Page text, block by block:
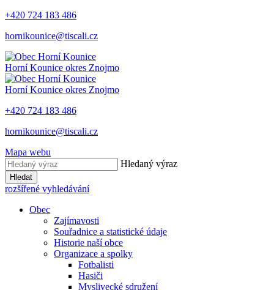
+420 724 183 486
hornikounice@tiscali.cz
Horní Kounice okres Znojmo
Horní Kounice okres Znojmo
+420 724 183 486
hornikounice@tiscali.cz
Mapa webu
Hledaný výraz
Hledat
rozšířené vyhledávání
Obec
Zajímavosti
Souřadnice a statistické údaje
Historie naší obce
Organizace a spolky
Fotbalisti
Hasiči
Myslivecké sdružení